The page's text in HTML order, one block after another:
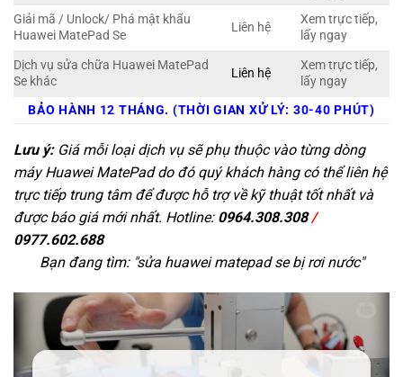
Giải mã / Unlock/ Phá mật khẩu
Huawei MatePad Se
Liên hệ
Xem trực tiếp,
lấy ngay
Dịch vụ sửa chữa Huawei MatePad
Se khác
Liên hệ
Xem trực tiếp,
lấy ngay
BẢO HÀNH 12 THÁNG. (THỜI GIAN XỬ LÝ: 30-40 PHÚT)
Lưu ý:Giá mỗi loại dịch vụ sẽ phụ thuộc vào từng dòng
máy Huawei MatePad do đó quý khách hàng có thể liên hệ
trực tiếp trung tâm để được hỗ trợ về kỹ thuật tốt nhất và
được báo giá mới nhất. Hotline: 0964.308.308/
0977.602.688
Bạn đang tìm: "sửa huawei matepad se bị rơi nước"